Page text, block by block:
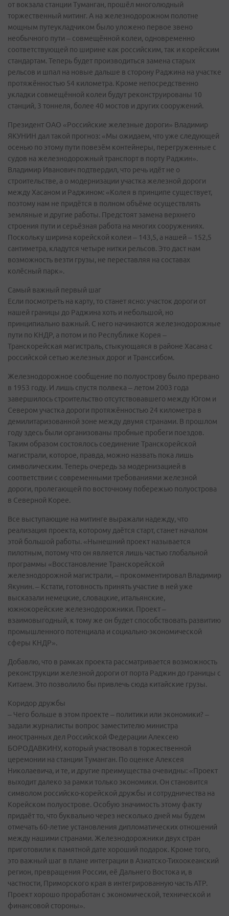
от вокзала станции Туманган, прошёл многолюдный
торжественный митинг. А на железнодорожном полотне
мощным путеукладчиком было уложено первое звено
необычного пути – совмещённой колеи, одновременно
соответствующей по ширине как российским, так и корейским
стандартам. Теперь будет производиться замена старых
рельсов и шпал на новые дальше в сторону Раджина на участке
протяжённостью 54 километра. Кроме непосредственно
укладки совмещённой колеи будут реконструированы 10
станций, 3 тоннеля, более 40 мостов и других сооружений.
Президент ОАО «Российские железные дороги» Владимир
ЯКУНИН дал такой прогноз: «Мы ожидаем, что уже следующей
осенью по этому пути повезём контейнеры, перегруженные с
судов на железнодорожный транспорт в порту Раджин».
Владимир Иванович подтвердил, что речь идёт не о
строительстве, а о модернизации участка железной дороги
между Хасаном и Раджином: «Колея в принципе существует,
поэтому нам не придётся в полном объёме осуществлять
земляные и другие работы. Предстоят замена верхнего
строения пути и серьёзная работа на многих сооружениях.
Поскольку ширина корейской колеи – 143,5, а нашей – 152,5
сантиметра, кладутся четыре нитки рельсов. Это даст нам
возможность везти грузы, не переставляя на составах
колёсный парк».
Самый важный первый шаг
Если посмотреть на карту, то станет ясно: участок дороги от
нашей границы до Раджина хоть и небольшой, но
принципиально важный. С него начинаются железнодорожные
пути по КНДР, а потом и по Республике Корея –
Транскорейская магистраль, стыкующаяся в районе Хасана с
российской сетью железных дорог и Транссибом.
Железнодорожное сообщение по полуострову было прервано
в 1953 году. И лишь спустя полвека – летом 2003 года
завершилось строительство отсутствовавшего между Югом и
Севером участка дороги протяжённостью 24 километра в
демилитаризованной зоне между двумя странами. В прошлом
году здесь были организованы пробные пробеги поездов.
Таким образом состоялось соединение Транскорейской
магистрали, которое, правда, можно назвать пока лишь
символическим. Теперь очередь за модернизацией в
соответствии с современными требованиями железной
дороги, пролегающей по восточному побережью полуострова
в Северной Корее.
Все выступающие на митинге выражали надежду, что
реализация проекта, которому даётся старт, станет началом
этой большой работы. «Нынешний проект называется
пилотным, потому что он является лишь частью глобальной
программы «Восстановление Транскорейской
железнодорожной магистрали, – прокомментировал Владимир
Якунин. – Кстати, готовность принять участие в ней уже
высказали немецкие, словацкие, итальянские,
южнокорейские железнодорожники. Проект –
взаимовыгодный, к тому же он будет способствовать развитию
промышленного потенциала и социально-экономической
сферы КНДР».
Добавлю, что в рамках проекта рассматривается возможность
реконструкции железной дороги от порта Раджин до границы с
Китаем. Это позволило бы привлечь сюда китайские грузы.
Коридор дружбы
– Чего больше в этом проекте – политики или экономики? –
задали журналисты вопрос заместителю министра
иностранных дел Российской Федерации Алексею
БОРОДАВКИНУ, который участвовал в торжественной
церемонии на станции Туманган. По оценке Алексея
Николаевича, и те, и другие преимущества очевидны: «Проект
выходит далеко за рамки только экономики. Он становится
символом российско-корейской дружбы и сотрудничества на
Корейском полуострове. Особую значимость этому факту
придаёт то, что буквально через несколько дней мы будем
отмечать 60-летие установления дипломатических отношений
между нашими странами. Железнодорожники двух стран
приготовили к памятной дате хороший подарок. Кроме того,
это важный шаг в плане интеграции в Азиатско-Тихоокеанский
регион, превращения России, её Дальнего Востока и, в
частности, Приморского края в интегрированную часть АТР.
Проект хорошо проработан с экономической, технической и
финансовой стороны».